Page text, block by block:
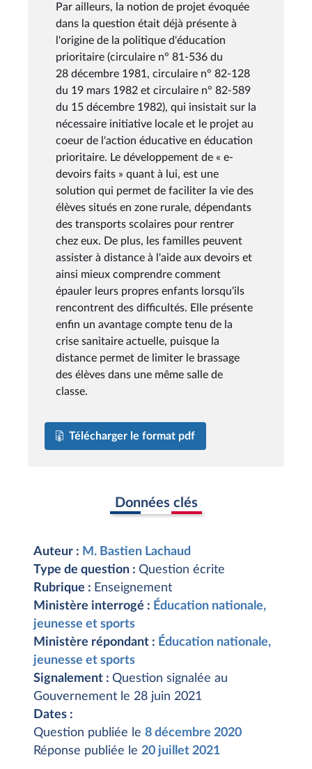
Par ailleurs, la notion de projet évoquée
dans la question était déjà présente à
l'origine de la politique d'éducation
prioritaire (circulaire n° 81-536 du
28 décembre 1981, circulaire n° 82-128
du 19 mars 1982 et circulaire n° 82-589
du 15 décembre 1982), qui insistait sur la
nécessaire initiative locale et le projet au
coeur de l'action éducative en éducation
prioritaire. Le développement de « e-
devoirs faits » quant à lui, est une
solution qui permet de faciliter la vie des
élèves situés en zone rurale, dépendants
des transports scolaires pour rentrer
chez eux. De plus, les familles peuvent
assister à distance à l'aide aux devoirs et
ainsi mieux comprendre comment
épauler leurs propres enfants lorsqu'ils
rencontrent des difficultés. Elle présente
enfin un avantage compte tenu de la
crise sanitaire actuelle, puisque la
distance permet de limiter le brassage
des élèves dans une même salle de
classe.
Télécharger le format pdf
Données clés
Auteur : M. Bastien Lachaud
Type de question : Question écrite
Rubrique : Enseignement
Ministère interrogé : Éducation nationale,
jeunesse et sports
Ministère répondant : Éducation nationale,
jeunesse et sports
Signalement : Question signalée au
Gouvernement le 28 juin 2021
Dates :
Question publiée le 8 décembre 2020
Réponse publiée le 20 juillet 2021